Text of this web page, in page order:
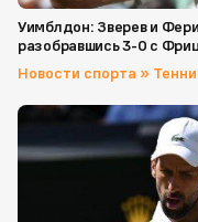
Уимблдон: Зверев и
разобравшись 3-0 с
Новости спорта »